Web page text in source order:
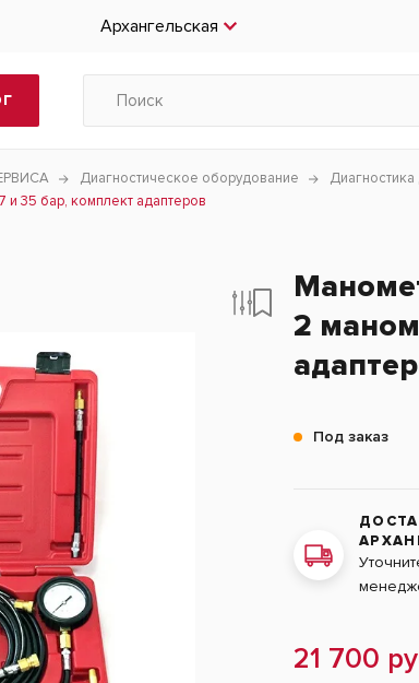
Архангельская
Диагностическое оборудование
35 бар, комплект адаптеров
2
Под заказ
21 700